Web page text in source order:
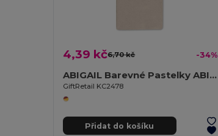
4,39 kč6,70 kč -34%
ABIGAIL Barevné Pastelky ABIGAIL v Kartonové Krabičce
GiftRetail KC2478
Přidat do košíku